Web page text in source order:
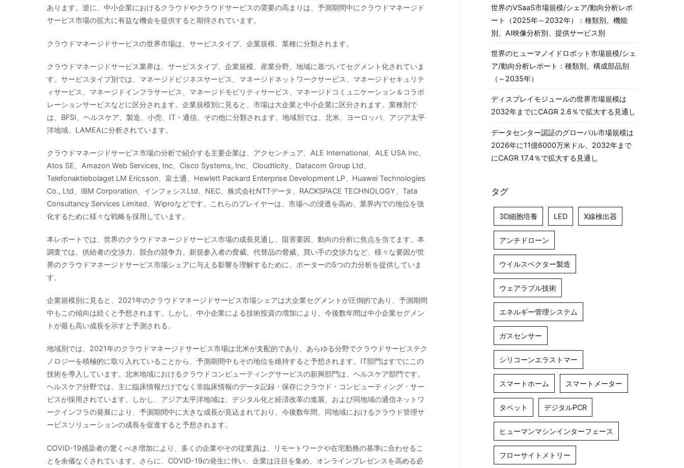
あります。逆に、中小企業におけるクラウドやクラウドサービスの需要の高まりは、予測期間中にクラウドマネージド
サービス市場の拡大に有益な機会を提供すると期待されています。
クラウドマネージドサービスの世界市場は、サービスタイプ、企業規模、業種に分類されます。
クラウドマネージドサービス業界は、サービスタイプ、企業規模、産業分野、地域に基づいてセグメント化されていま
す。サービスタイプ別では、マネージドビジネスサービス、マネージドネットワークサービス、マネージドセキュリテ
ィサービス、マネージドインフラサービス、マネージドモビリティサービス、マネージドコミュニケーション＆コラボ
レーションサービスなどに区分されます。企業規模別に見ると、市場は大企業と中小企業に区分されます。業種別で
は、BFSI、ヘルスケア、製造、小売、IT・通信、その他に分類されます。地域別では、北米、ヨーロッパ、アジア太平
洋地域、LAMEAに分析されています。
クラウドマネージドサービス市場の分析で紹介する主要企業は、アクセンチュア、ALE International、ALE USA Inc、
Atos SE、Amazon Web Services, Inc、Cisco Systems, Inc、Cloudticity、Datacom Group Ltd、
Telefonaktiebolaget LM Ericsson、富士通、Hewlett Packard Enterprise Development LP、Huawei Technologies
Co., Ltd、IBM Corporation、インフォシスLtd、NEC、株式会社NTTデータ、RACKSPACE TECHNOLOGY、Tata
Consultancy Services Limited、Wiproなどです。これらのプレイヤーは、市場への浸透を高め、業界内での地位を強
化するために様々な戦略を採用しています。
本レポートでは、世界のクラウドマネージドサービス市場の成長見通し、阻害要因、動向の分析に焦点を当てます。本
調査では、供給者の交渉力、競合の競争力、新規参入者の脅威、代替品の脅威、買い手の交渉力など、様々な要因が世
界のクラウドマネージドサービス市場シェアに与える影響を理解するために、ポーターの5つの力分析を提供していま
す。
企業規模別に見ると、2021年のクラウドマネージドサービス市場シェアは大企業セグメントが圧倒的であり、予測期間
中もこの傾向は続くと予想されます。しかし、中小企業による技術投資の増加により、今後数年間は中小企業セグメン
トが最も高い成長を示すと予測される。
地域別では、2021年のクラウドマネージドサービス市場は北米が支配的であり、あらゆる分野でクラウドサービステク
ノロジーを積極的に取り入れていることから、予測期間中もその地位を維持すると予想されます。IT部門はすでにこの
技術を導入しています。北米地域におけるクラウドコンピューティングサービスの新興部門は、ヘルスケア部門です。
ヘルスケア分野では、主に臨床情報だけでなく非臨床情報のデータ記録・保存にクラウド・コンピューティング・サー
ビスが採用されています。しかし、アジア太平洋地域は、デジタル化と経済改革の進展、および同地域の通信ネットワ
ークインフラの発展により、予測期間中に大きな成長が見込まれており、今後数年間、同地域におけるクラウド管理サ
ービスソリューションの成長を促進すると予想されます。
COVID-19感染者の驚くべき増加により、多くの企業やその従業員は、リモートワークや在宅勤務の基準に合わせるこ
とを余儀なくされています。さらに、COVID-19の発生に伴い、企業は注目を集め、オンラインプレゼンスを高める必
世界のVSaaS市場規模/シェア/動向分析レポ
ート（2025年～2032年）：種類別、機能
別、AI映像分析別、提供サービス別
世界のヒューマノイドロボット市場規模/シェ
ア/動向分析レポート：種類別、構成部品別
（～2035年）
ディスプレイモジュールの世界市場規模は
2032年までにCAGR 2.6％で拡大する見通し
データセンター認証のグローバル市場規模は
2026年に11億6000万米ドル、2032年まで
にCAGR 17.4％で拡大する見通し
タグ
3D細胞培養 LED X線検出器
アンチドローン
ウイルスベクター製造
ウェアラブル技術
エネルギー管理システム
ガスセンサー
シリコーンエラストマー
スマートホーム スマートメーター
タペット デジタルPCR
ヒューマンマシンインターフェース
フローサイトメトリー